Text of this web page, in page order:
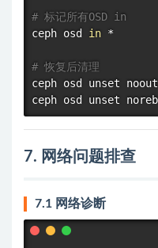
# 标记所有OSD in
ceph osd in *
# 恢复后清理
ceph osd unset noout
7. 网络问题排查
7.1 网络诊断